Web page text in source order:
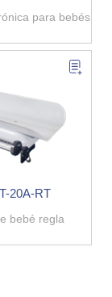
para bebés
20A-RT
bebé regla